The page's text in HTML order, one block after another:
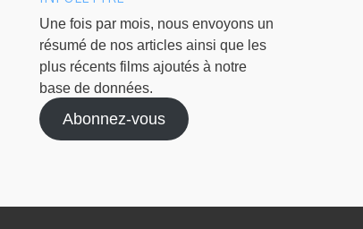
Une fois par mois, nous envoyons un
résumé de nos articles ainsi que les
plus récents films ajoutés à notre
base de données.
Abonnez-vous